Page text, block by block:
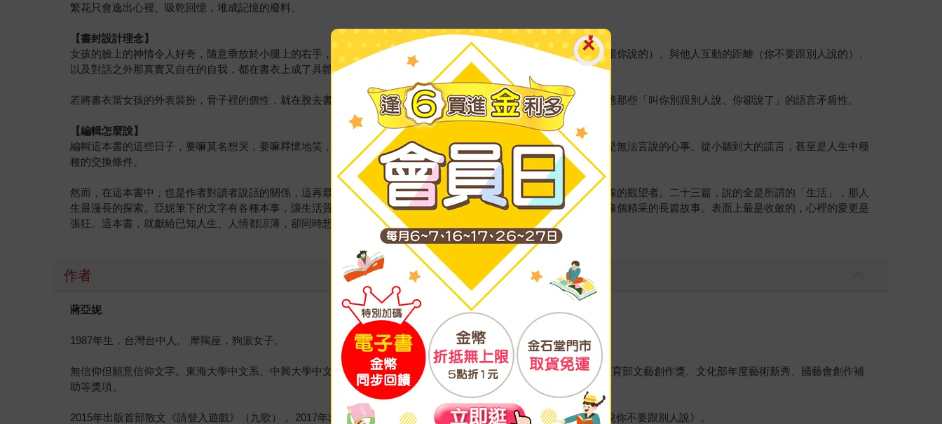
繁花只會逸出心裡、吸乾回憶，堆成記憶的廢料。
【書封設計理念】
女孩的臉上的神情令人好奇，隨意垂放於小腿上的右手，像是要伸手觸及地面上摔壞的手機。語言上溝通的落差（我跟你說的）、與他人互動的距離（你不要跟別人說的）、
以及對話之外那真實又自在的自我，都在書衣上成了具體的日常。
若將書衣當女孩的外表裝扮，骨子裡的個性，就在脫去書衣的內封之中了。封底後方交叉的手指表示無效的承諾，呼應那些「叫你別跟別人說、你卻說了」的語言矛盾性。
【編輯怎麼說】
編輯這本書的這些日子，要嘛莫名想哭，要嘛釋懷地笑，這是我讀的蔣亞妮。書名《我跟你說你不要跟別人說》說的是無法言說的心事、從小聽到大的謊言，甚至是人生中種
種的交換條件。
然而，在這本書中，也是作者對讀者說話的關係，這再最親密不過了，一旦開展閱讀，書本成了繫線，讀者成了第一線的觀望者。二十三篇，說的全是所謂的「生活」，那人
生最漫長的探索。亞妮筆下的文字有各種本事，讓生活質地變得如此輕透又同時深刻，讓這部作品的散文們被她說得像個精采的長篇故事。表面上最是收斂的，心裡的愛更是
張狂。這本書，就獻給已知人生、人情都涼薄，卻同時想求暖、憤世的人們。
作者
蔣亞妮
1987年生，台灣台中人。 摩羯座，狗派女子。
無信仰但願意信仰文字。東海大學中文系、中興大學中文所畢， 目前就讀成功大學中文博士班。 曾獲台北文學獎、教育部文藝創作獎、文化部年度藝術新秀、國藝會創作補
助等獎項。
2015年出版首部散文《請登入遊戲》（九歌）， 2017年出版《寫你》（印刻）， 2020年出版第三號作品，《我跟你說你不要跟別人說》。